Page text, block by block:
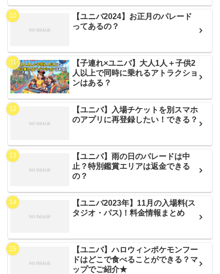
【ユニバ2024】お正月のパレード
ってあるの？
【子連れ×ユニバ】大人1人＋子供2
人以上で同時に乗れるアトラクショ
ンはある？
【ユニバ】入場チケットを別スマホ
のアプリに再登録したい！できる？
【ユニバ】雨の日のパレードは中
止？特別鑑賞エリアは返金できる
の？
【ユニバ2023年】11月の入場料(ス
タジオ・パス)！料金情報まとめ
【ユニバ】ハロウィンポケモンフー
ドはどこで食べることができる？マ
ップでご紹介★